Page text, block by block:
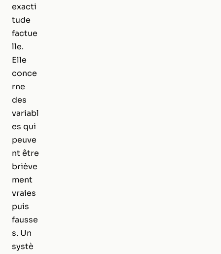
exacti
tude
factue
lle.
Elle
conce
rne
des
variabl
es qui
peuve
nt être
briève
ment
vraies
puis
fausse
s. Un
systè